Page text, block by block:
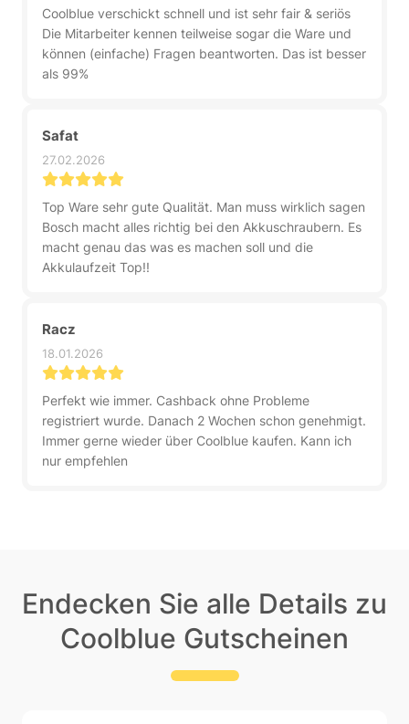
Coolblue verschickt schnell und ist sehr fair & seriös
Die Mitarbeiter kennen teilweise sogar die Ware und
können (einfache) Fragen beantworten. Das ist besser
als 99%
Safat
27.02.2026
Top Ware sehr gute Qualität. Man muss wirklich sagen
Bosch macht alles richtig bei den Akkuschraubern. Es
macht genau das was es machen soll und die
Akkulaufzeit Top!!
Racz
18.01.2026
Perfekt wie immer. Cashback ohne Probleme
registriert wurde. Danach 2 Wochen schon genehmigt.
Immer gerne wieder über Coolblue kaufen. Kann ich
nur empfehlen
Endecken Sie alle Details zu
Coolblue Gutscheinen